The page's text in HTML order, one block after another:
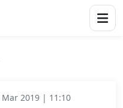
Mar 2019 | 11:10